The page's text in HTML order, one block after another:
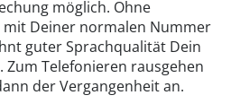
möglich. Ohne
mit Deiner normalen Nummer
guter Sprachqualität Dein
Telefonieren rausgehen
der Vergangenheit an.